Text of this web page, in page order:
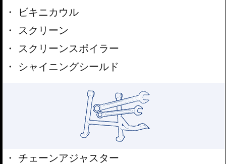
ビキニカウル
スクリーン
スクリーンスポイラー
シャイニングシールド
チェーンアジャスター